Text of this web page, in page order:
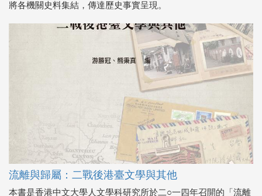
將各機關史料集結，傳達歷史事實呈現。
流離與歸屬：二戰後港臺文學與其他
本書是香港中文大學人文學科研究所於二○一四年召開的「流離